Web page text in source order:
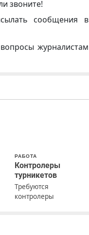
звоните!
сообщения в
журналистам
РАБОТА
Контролеры
турникетов
Требуются
контролеры